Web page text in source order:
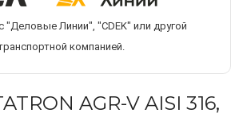
"Деловые Линии", "CDEK" или другой
компанией.
AGR-V AISI 316,